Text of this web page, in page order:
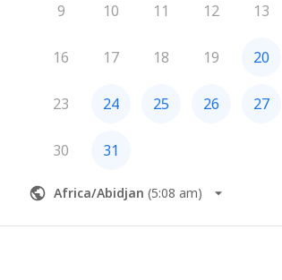
9 10 11 12 13
16 17 18 19 20
23 24 25 26 27
30 31
Africa/Abidjan (5:08 am)